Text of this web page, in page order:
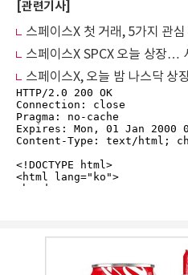
[관련기사]
스페이스X 첫 거래, 5가지 관
스페이스X SPCX 오늘 상장…